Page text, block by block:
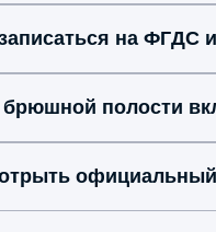
Врач
на ФГДС
полости